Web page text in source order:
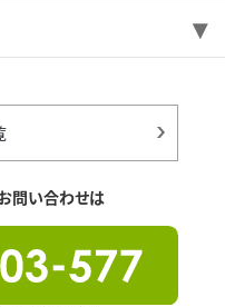
問い合わせは